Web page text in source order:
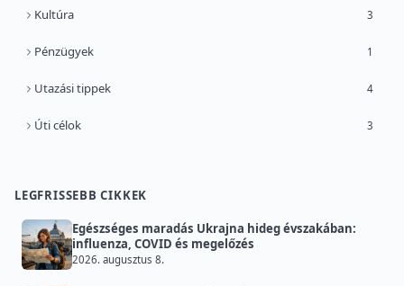
Kultúra 3
Pénzügyek 1
Utazási tippek 4
Úti célok 3
LEGFRISSEBB CIKKEK
Egészséges maradás Ukrajna hideg évszakában:
influenza, COVID és megelőzés
2026. augusztus 8.